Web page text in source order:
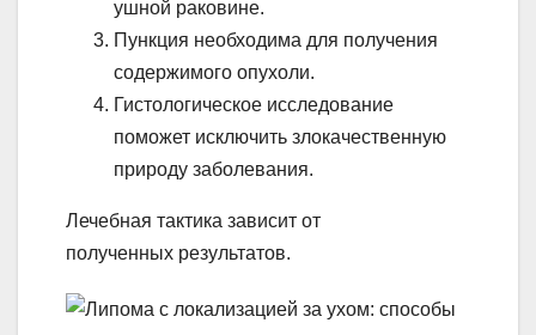
ушной раковине.
Пункция необходима для получения
содержимого опухоли.
Гистологическое исследование
поможет исключить злокачественную
природу заболевания.
Лечебная тактика зависит от
полученных результатов.